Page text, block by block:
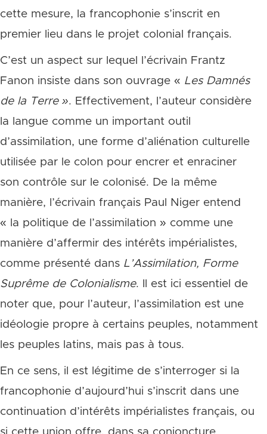
cette mesure, la francophonie s’inscrit en
premier lieu dans le projet colonial français.
C’est un aspect sur lequel l’écrivain Frantz
Fanon insiste dans son ouvrage « Les Damnés
de la Terre ». Effectivement, l’auteur considère
la langue comme un important outil
d’assimilation, une forme d’aliénation culturelle
utilisée par le colon pour encrer et enraciner
son contrôle sur le colonisé. De la même
manière, l’écrivain français Paul Niger entend
« la politique de l’assimilation » comme une
manière d’affermir des intérêts impérialistes,
comme présenté dans L’Assimilation, Forme
Suprême de Colonialisme. Il est ici essentiel de
noter que, pour l’auteur, l’assimilation est une
idéologie propre à certains peuples, notamment
les peuples latins, mais pas à tous.
En ce sens, il est légitime de s’interroger si la
francophonie d’aujourd’hui s’inscrit dans une
continuation d’intérêts impérialistes français, ou